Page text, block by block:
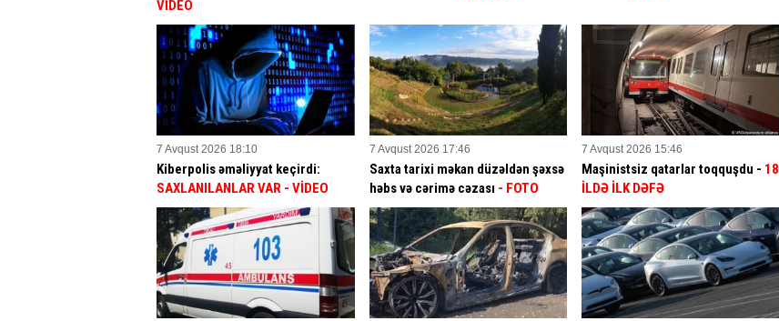
VİDEO
7 Avqust 2026 18:10
Kiberpolis əməliyyat keçirdi:
SAXLANILANLAR VAR - VİDEO
7 Avqust 2026 17:46
Saxta tarixi məkan düzəldən şəxsə
həbs və cərimə cəzası - FOTO
7 Avqust 2026 15:46
Maşinistsiz qatarlar toqquşdu - 18
İLDƏ İLK DƏFƏ